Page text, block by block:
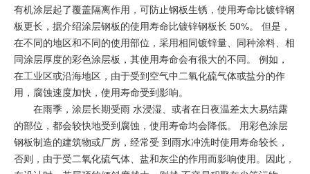
有机涂层起了覆盖隔离作用，可防止钢板生锈，使用寿命比镀锌钢
板更长，据介绍涂层钢板的使用寿命比镀锌钢板长 50%。 但是，
在不同的地区和不同的使用部位，采用相同镀锌量、同种涂料、相
同涂层厚度的彩色涂层板，其使用寿命会有很大的不同。 例如，
在工业区或沿海地区，由于受到空气中二氧化硫气体或盐分的作
用，腐蚀速度加快，使用寿命受到影响。
在雨季，涂层长期受雨 水浸湿、或者在日夜温差太大易结露
的部位，都会较快地受到腐蚀，使用寿命均会降低。 用彩色涂层
钢板制造的建筑物或厂房，经常受 到雨水冲洗时使用寿命较长，
否则，由于受二氧化硫气体、盐和灰尘的作用而影响使用。因此，